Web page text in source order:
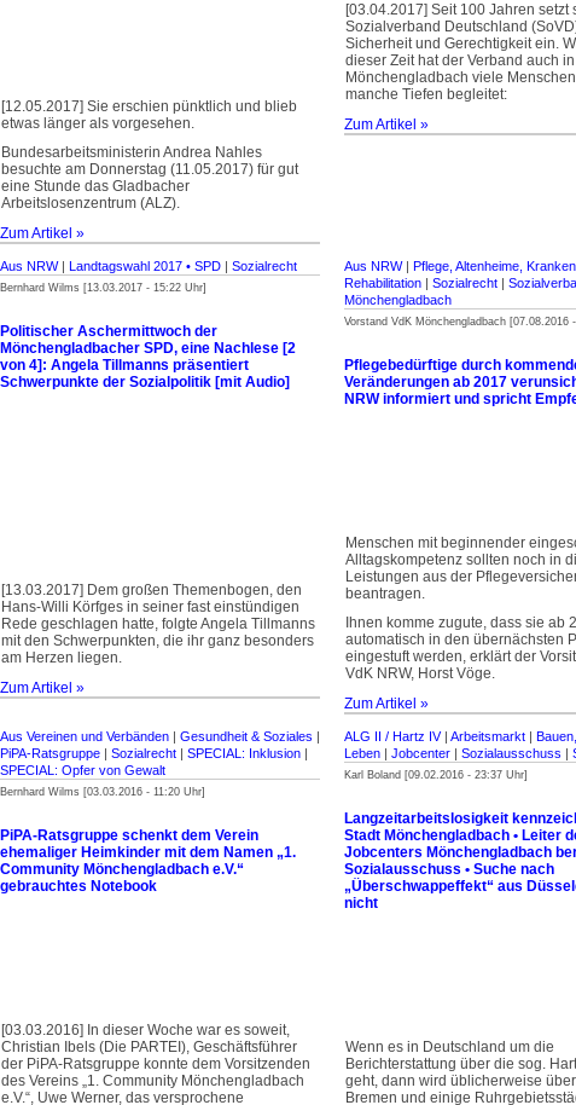
[12.05.2017] Sie erschien pünktlich und blieb
etwas länger als vorgesehen.
Bundesarbeitsministerin Andrea Nahles
besuchte am Donnerstag (11.05.2017) für gut
eine Stunde das Gladbacher
Arbeitslosenzentrum (ALZ).
Zum Artikel »
[03.04.2017] Seit 100 Jahren setzt
Sozialverband Deutschland
Sicherheit und Gerechtigkeit ein.
dieser Zeit hat der Verband auch in
Mönchengladbach viele
manche Tiefen begleitet:
Zum Artikel »
Aus NRW| Landtagswahl 2017 • SPD | Sozialrecht
Bernhard Wilms [13.03.2017 - 15:22 Uhr]
Politischer Aschermittwoch der
Mönchengladbacher SPD, eine Nachlese [2
von 4]: Angela Tillmanns präsentiert
Schwerpunkte der Sozialpolitik [mit Audio]
[13.03.2017] Dem großen Themenbogen, den
Hans-Willi Körfges in seiner fast einstündigen
Rede geschlagen hatte, folgte Angela Tillmanns
mit den Schwerpunkten, die ihr ganz besonders
am Herzen liegen.
Zum Artikel »
Aus NRW| Pflege, Altenheime,
Rehabilitation | Sozialrecht |
Mönchengladbach
Vorstand VdK Mönchengladbach [07.08.2016
Pflegebedürftige durch
Veränderungen ab 2017
NRW informiert und spricht
Menschen mit beginnender
Alltagskompetenz sollten noch in
Leistungen aus der
beantragen.
Ihnen komme zugute, dass sie ab
automatisch in den übernächsten
eingestuft werden, erklärt der
VdK NRW, Horst Vöge.
Zum Artikel »
Aus Vereinen und Verbänden | Gesundheit & Soziales |
PiPA-Ratsgruppe | Sozialrecht | SPECIAL: Inklusion |
SPECIAL: Opfer von Gewalt
Bernhard Wilms [03.03.2016 - 11:20 Uhr]
PiPA-Ratsgruppe schenkt dem Verein
ehemaliger Heimkinder mit dem Namen „1.
Community Mönchengladbach e.V.“
gebrauchtes Notebook
[03.03.2016] In dieser Woche war es soweit,
Christian Ibels (Die PARTEI), Geschäftsführer
der PiPA-Ratsgruppe konnte dem Vorsitzenden
des Vereins „1. Community Mönchenglad­bach
e.V.“, Uwe Werner, das versprochene
ALG II / Hartz IV| Arbeitsmarkt |
Leben | Jobcenter | Sozialausschuss |
Karl Boland [09.02.2016 - 23:37 Uhr]
Langzeitarbeitslosigkeit
Stadt Mönchengladbach • Leiter
Jobcenters Mönchengladbach
Sozialausschuss • Suche nach
„Überschwappeffekt“ aus
nicht
Wenn es in Deutschland um die
Berichterstattung über die sog.
geht, dann wird üblicherweise
Bremen und einige